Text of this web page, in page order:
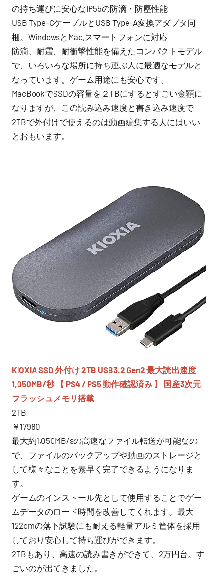
の持ち運びに安心なIP55の防滴・防塵性能
USB Type-CケーブルとUSB Type-A変換アダプタ同
梱。WindowsとMac,スマートフォンに対応
防滴、耐震、耐衝撃性能を備えたコンパクトモデル
で、いろいろな場所に持ち運ぶ人に最適なモデルと
なっています。ゲーム用途にも安心です。
MacBookでSSDの容量を２TBにするとすごい金額に
なりますが、この読み込み速度と書き込み速度で
2TBで外付けで使えるのは動画編集する人にはいい
とおもいます。
KIOXIA SSD 外付け 2TB USB3.2 Gen2 最大読出速度
1,050MB/秒 【 PS4 / PS5 動作確認済み 】 国産3次元
フラッシュメモリ搭載
2TB
￥17980
最大約1,050MB/sの高速なファイル転送が可能なの
で、ファイルのバックアップや動画のストレージと
して様々なことを素早く完了できるようになりま
す。
ゲームのインストール先として使用することでゲー
ムデータのロード時間を改善してくれます。最大
122cmの落下試験にも耐える軽量アルミ筐体を採用
しており安心して持ち運びができます。
2TBもあり、高速の読み書きができて、2万円台。す
ごいのが出てきました。